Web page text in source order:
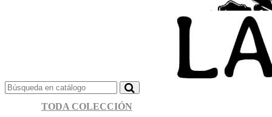
TODA COLECCIÓN